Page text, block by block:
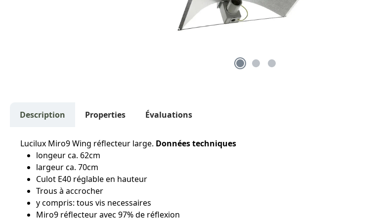
Description Properties Évaluations
Lucilux Miro9 Wing réflecteur large. Données techniques
longeur ca. 62cm
largeur ca. 70cm
Culot E40 réglable en hauteur
Trous à accrocher
y compris: tous vis necessaires
Miro9 réflecteur avec 97% de réflexion